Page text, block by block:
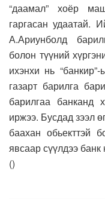
“даамал” хоёр
гаргасан удаатай.
А.Ариунболд
болон түүний
ихэнхи нь
газарт барилга
барилгаа банканд
иржээ. Бусдад зээл
баахан обьекттэй
явсаар сүүлдээ банк
()